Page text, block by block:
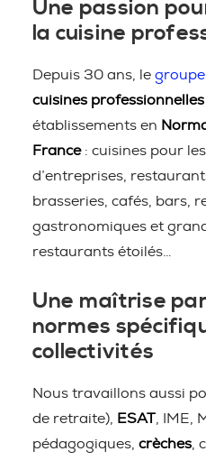
Une passion
la cuisine
Depuis 30 ans, le groupe
cuisines professionnelles
établissements en
France: cuisines pour
d’entreprises,
brasseries, cafés, bars,
gastronomiques et
restaurants étoilés…
Une maîtrise
normes
collectivités
Nous travaillons aussi
de retraite),
ESAT , IME,
pédagogiques, crèches ,